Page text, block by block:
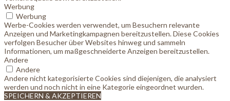
Werbung
Werbung
Werbe-Cookies werden verwendet, um Besuchern relevante
Anzeigen und Marketingkampagnen bereitzustellen. Diese Cookies
verfolgen Besucher über Websites hinweg und sammeln
Informationen, um maßgeschneiderte Anzeigen bereitzustellen.
Andere
Andere
Andere nicht kategorisierte Cookies sind diejenigen, die analysiert
werden und noch nicht in eine Kategorie eingeordnet wurden.
SPEICHERN & AKZEPTIEREN